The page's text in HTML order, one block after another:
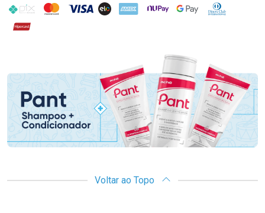
PIX MasterCard
VISA ELO AMEX NuPay Google PayDiners Club
Hipercard
Promoção em Destaque
Voltar ao Topo